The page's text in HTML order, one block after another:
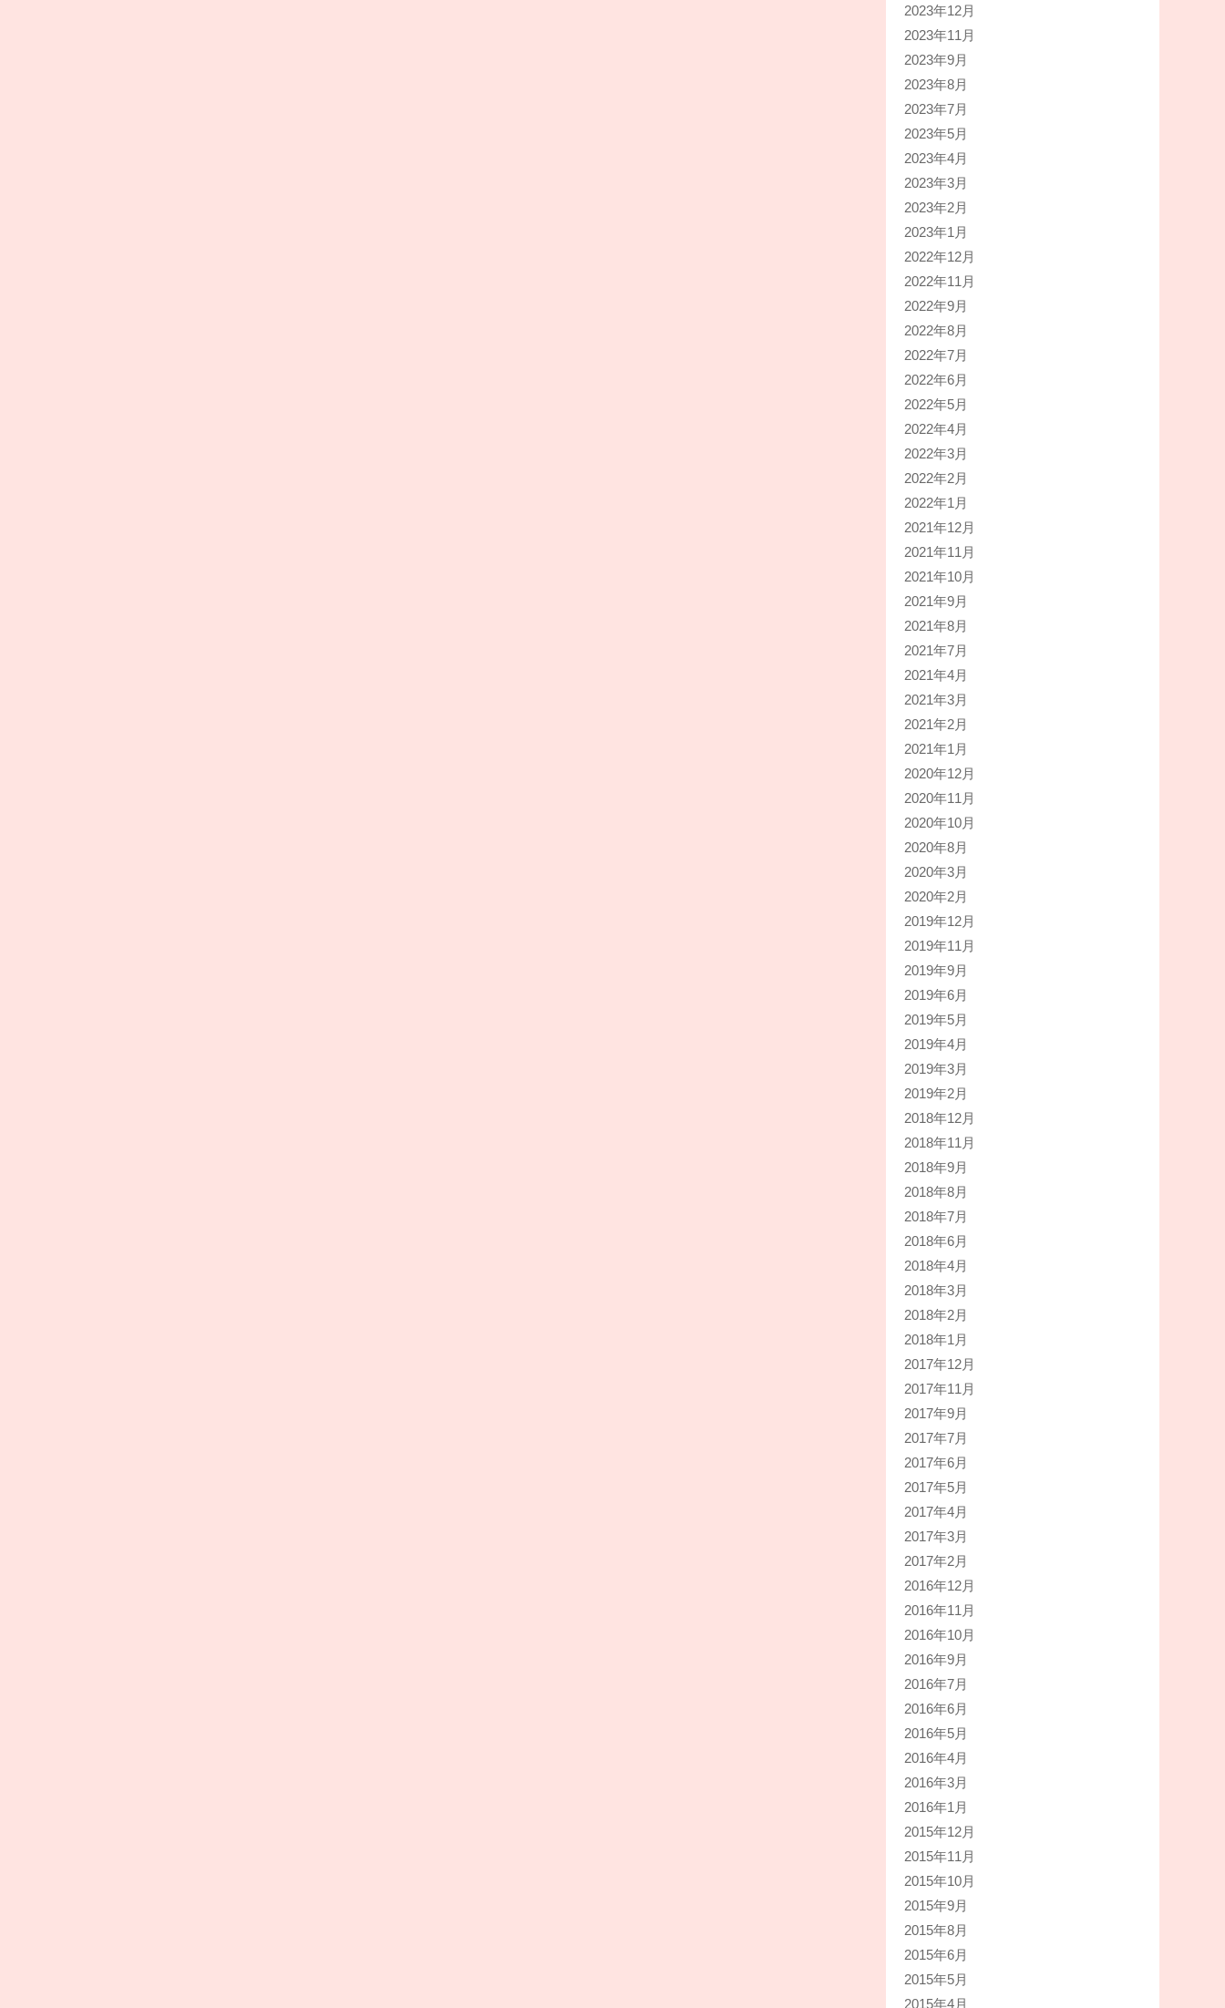
2023年12月
2023年11月
2023年9月
2023年8月
2023年7月
2023年5月
2023年4月
2023年3月
2023年2月
2023年1月
2022年12月
2022年11月
2022年9月
2022年8月
2022年7月
2022年6月
2022年5月
2022年4月
2022年3月
2022年2月
2022年1月
2021年12月
2021年11月
2021年10月
2021年9月
2021年8月
2021年7月
2021年4月
2021年3月
2021年2月
2021年1月
2020年12月
2020年11月
2020年10月
2020年8月
2020年3月
2020年2月
2019年12月
2019年11月
2019年9月
2019年6月
2019年5月
2019年4月
2019年3月
2019年2月
2018年12月
2018年11月
2018年9月
2018年8月
2018年7月
2018年6月
2018年4月
2018年3月
2018年2月
2018年1月
2017年12月
2017年11月
2017年9月
2017年7月
2017年6月
2017年5月
2017年4月
2017年3月
2017年2月
2016年12月
2016年11月
2016年10月
2016年9月
2016年7月
2016年6月
2016年5月
2016年4月
2016年3月
2016年1月
2015年12月
2015年11月
2015年10月
2015年9月
2015年8月
2015年6月
2015年5月
2015年4月